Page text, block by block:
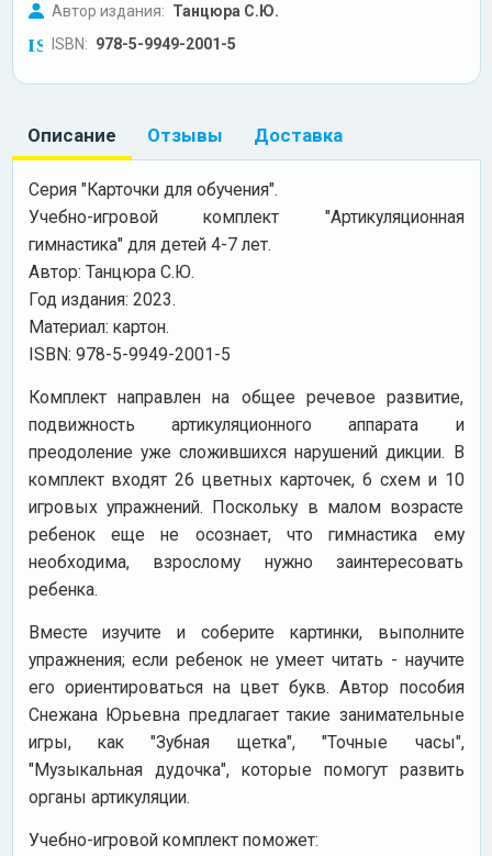
Автор издания: Танцюра С.Ю.
ISBN: 978-5-9949-2001-5
Описание Отзывы Доставка
Серия "Карточки для обучения".
Учебно-игровой комплект "Артикуляционная
гимнастика" для детей 4-7 лет.
Автор: Танцюра С.Ю.
Год издания: 2023.
Материал: картон.
ISBN: 978-5-9949-2001-5
Комплект направлен на общее речевое развитие,
подвижность артикуляционного аппарата и
преодоление уже сложившихся нарушений дикции. В
комплект входят 26 цветных карточек, 6 схем и 10
игровых упражнений. Поскольку в малом возрасте
ребенок еще не осознает, что гимнастика ему
необходима, взрослому нужно заинтересовать
ребенка.
Вместе изучите и соберите картинки, выполните
упражнения; если ребенок не умеет читать - научите
его ориентироваться на цвет букв. Автор пособия
Снежана Юрьевна предлагает такие занимательные
игры, как "Зубная щетка", "Точные часы",
"Музыкальная дудочка", которые помогут развить
органы артикуляции.
Учебно-игровой комплект поможет: